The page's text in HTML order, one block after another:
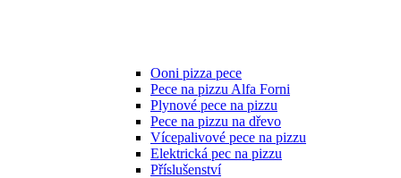
Ooni pizza pece
Pece na pizzu Alfa Forni
Plynové pece na pizzu
Pece na pizzu na dřevo
Vícepalivové pece na pizzu
Elektrická pec na pizzu
Příslušenství